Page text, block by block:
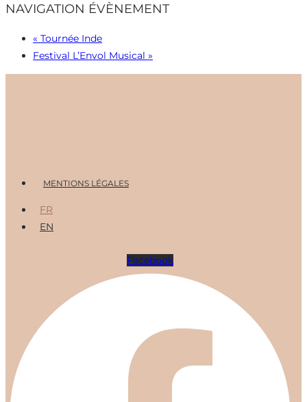
NAVIGATION ÉVÈNEMENT
« Tournée Inde
Festival L’Envol Musical »
Menu MENTIONS LÉGALES
FR
EN
Facebook